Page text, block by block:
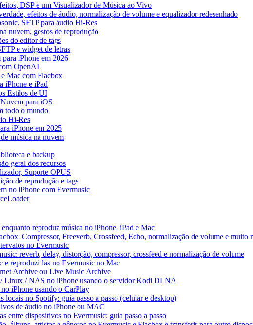
DSP e um Visualizador de Música ao Vivo
efeitos de áudio, normalização de volume e equalizador redesenhado
SFTP para áudio Hi-Res
nuvem, gestos de reprodução
do editor de tags
e widget de letras
iPhone em 2026
OpenAI
Mac com Flacbox
iPhone e iPad
Estilos de UI
para iOS
todo o mundo
Hi-Res
iPhone em 2025
música na nuvem
e backup
geral dos recursos
Suporte OPUS
de reprodução e tags
no iPhone com Evermusic
reproduz música no iPhone, iPad e Mac
Compressor, Freeverb, Crossfeed, Echo, normalização de volume e muito
no Evermusic
reverb, delay, distorção, compressor, crossfeed e normalização de volume
reproduzi-las no Evermusic no Mac
Archive ou Live Music Archive
Linux / NAS no iPhone usando o servidor Kodi DLNA
iPhone usando o CarPlay
locais no Spotify: guia passo a passo (celular e desktop)
de áudio no iPhone ou MAC
entre dispositivos no Evermusic: guia passo a passo